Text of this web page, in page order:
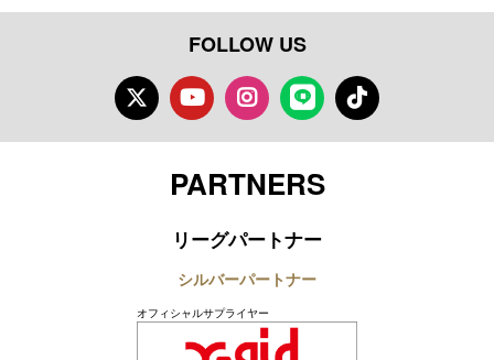
FOLLOW US
TwitterYoutubeInstagram
LINE TikTok
PARTNERS
リーグパートナー
シルバーパートナー
オフィシャルサプライヤー